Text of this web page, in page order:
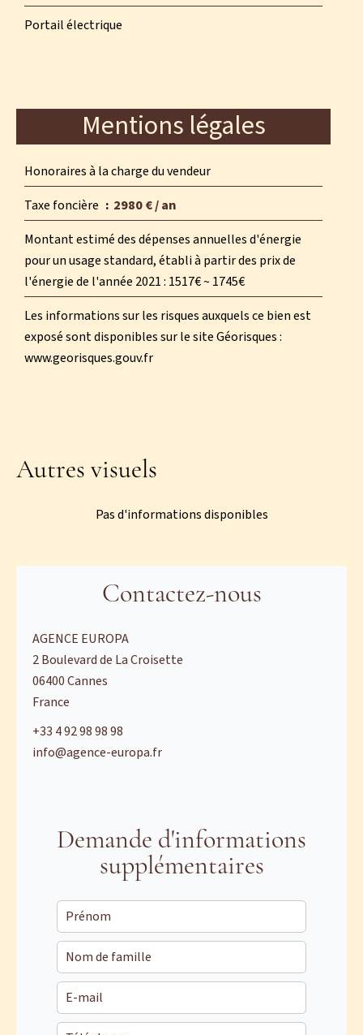
Portail électrique
Mentions légales
Honoraires à la charge du vendeur
Taxe foncière
2980 € / an
Montant estimé des dépenses annuelles d'énergie
pour un usage standard, établi à partir des prix de
l'énergie de l'année 2021 : 1517€ ~ 1745€
Les informations sur les risques auxquels ce bien est
exposé sont disponibles sur le site Géorisques :
www.georisques.gouv.fr
Autres visuels
Pas d'informations disponibles
Contactez-nous
AGENCE EUROPA
2 Boulevard de La Croisette
06400Cannes
France
+33 4 92 98 98 98
info@agence-europa.fr
Demande d'informations
supplémentaires